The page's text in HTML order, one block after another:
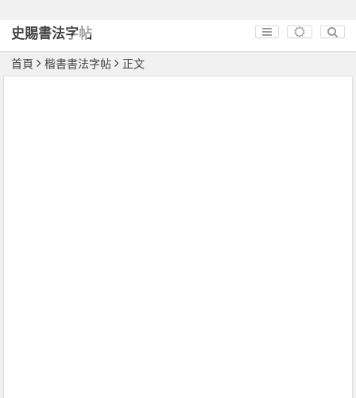
史賜書法字帖
首頁 楷書書法字帖 正文